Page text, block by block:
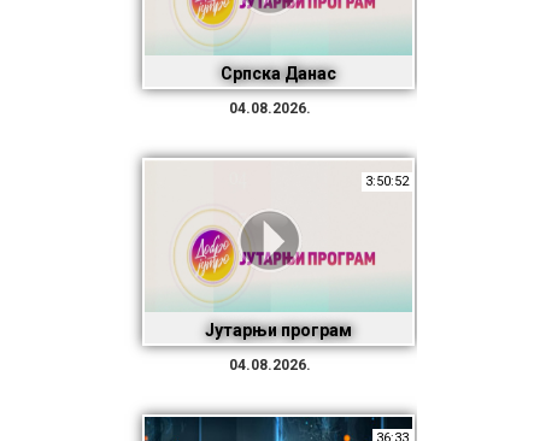
Српска Данас
04.08.2026.
Јутарњи програм
3:50:52
04.08.2026.